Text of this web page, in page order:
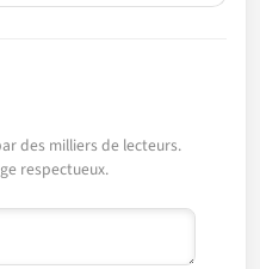
des milliers de lecteurs.
respectueux.